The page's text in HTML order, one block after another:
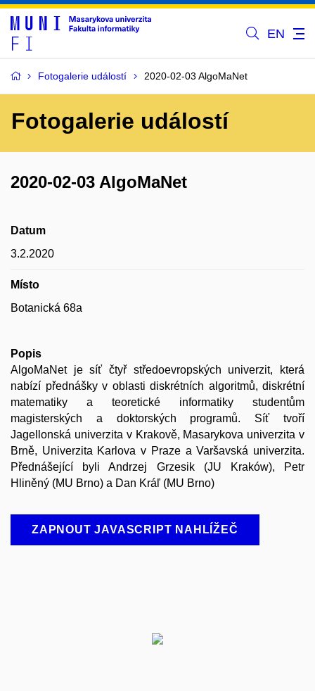
EN
Fotogalerie událostí 2020-02-03 AlgoMaNet
Fotogalerie událostí
2020-02-03 AlgoMaNet
Datum
3.2.2020
Místo
Botanická 68a
Popis
AlgoMaNet je síť čtyř středoevropských univerzit, která
nabízí přednášky v oblasti diskrétních algoritmů, diskrétní
matematiky a teoretické informatiky studentům
magisterských a doktorských programů. Síť tvoří
Jagellonská univerzita v Krakově, Masarykova univerzita v
Brně, Univerzita Karlova v Praze a Varšavská univerzita.
Přednášející byli Andrzej Grzesik (JU Kraków), Petr
Hliněný (MU Brno) a Dan Kráľ (MU Brno)
ZAPNOUT JAVASCRIPT NAHLÍŽEČ